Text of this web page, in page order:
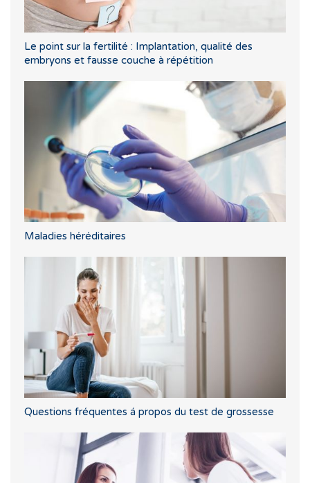
Le point sur la fertilité : Implantation, qualité des
embryons et fausse couche à répétition
Maladies héréditaires
Questions fréquentes á propos du test de grossesse